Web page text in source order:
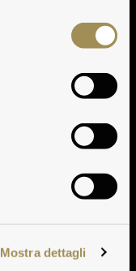
Mostra dettagli